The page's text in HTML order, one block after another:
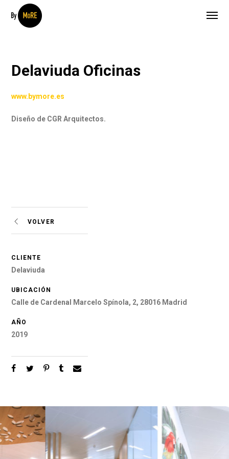
Delaviuda Oficinas
www.bymore.es
Diseño de CGR Arquitectos.
VOLVER
CLIENTE
Delaviuda
UBICACIÓN
Calle de Cardenal Marcelo Spínola, 2, 28016 Madrid
AÑO
2019